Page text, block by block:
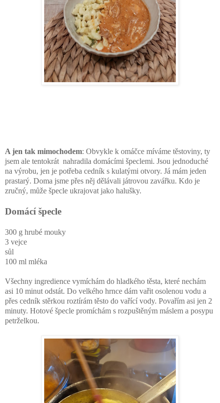
A jen tak mimochodem: Obvykle k omáčce míváme těstoviny, ty
jsem ale tentokrát nahradila domácími špeclemi. Jsou jednoduché
na výrobu, jen je potřeba cedník s kulatými otvory. Já mám jeden
prastarý. Doma jsme přes něj dělávali játrovou zavářku. Kdo je
zručný, může špecle ukrajovat jako halušky.
Domácí špecle
300 g hrubé mouky
3 vejce
sůl
100 ml mléka
Všechny ingredience vymíchám do hladkého těsta, které nechám
asi 10 minut odstát. Do velkého hrnce dám vařit osolenou vodu a
přes cedník stěrkou roztírám těsto do vařící vody. Povařím asi jen 2
minuty. Hotové špecle promíchám s rozpuštěným máslem a posypu
petrželkou.